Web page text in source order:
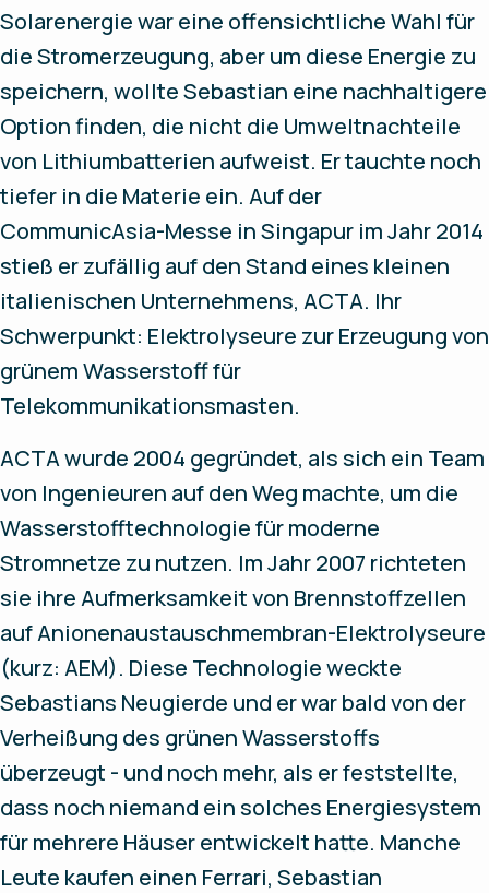
Solarenergie war eine offensichtliche Wahl für
die Stromerzeugung, aber um diese Energie zu
speichern, wollte Sebastian eine nachhaltigere
Option finden, die nicht die Umweltnachteile
von Lithiumbatterien aufweist. Er tauchte noch
tiefer in die Materie ein. Auf der
CommunicAsia-Messe in Singapur im Jahr 2014
stieß er zufällig auf den Stand eines kleinen
italienischen Unternehmens, ACTA. Ihr
Schwerpunkt: Elektrolyseure zur Erzeugung von
grünem Wasserstoff für
Telekommunikationsmasten.
ACTA wurde 2004 gegründet, als sich ein Team
von Ingenieuren auf den Weg machte, um die
Wasserstofftechnologie für moderne
Stromnetze zu nutzen. Im Jahr 2007 richteten
sie ihre Aufmerksamkeit von Brennstoffzellen
auf Anionenaustauschmembran-Elektrolyseure
(kurz: AEM). Diese Technologie weckte
Sebastians Neugierde und er war bald von der
Verheißung des grünen Wasserstoffs
überzeugt - und noch mehr, als er feststellte,
dass noch niemand ein solches Energiesystem
für mehrere Häuser entwickelt hatte. Manche
Leute kaufen einen Ferrari, Sebastian